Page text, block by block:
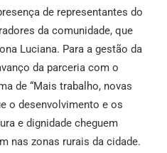
de representantes do
da comunidade, que
Luciana. Para a gestão da
da parceria com o
de “Mais trabalho, novas
o desenvolvimento e os
e dignidade cheguem
nas zonas rurais da cidade.